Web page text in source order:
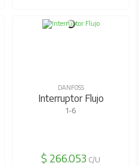
DANFOSS
Interruptor Flujo
1-6
$ 266.053 C/U